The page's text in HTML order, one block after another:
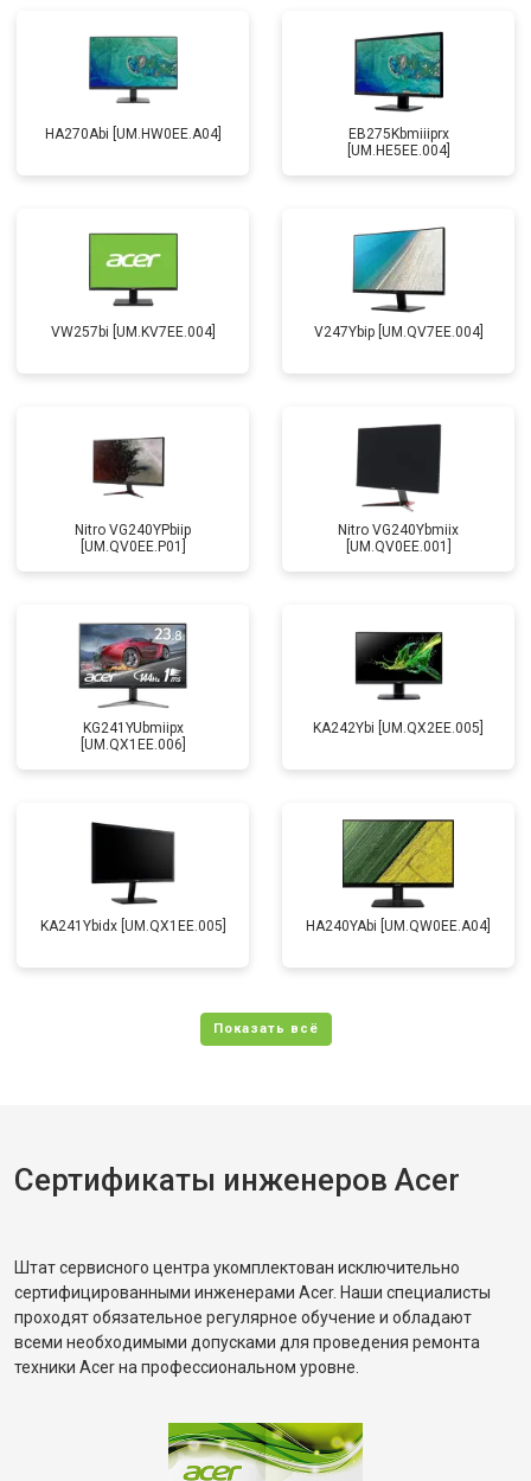
HA270Abi [UM.HW0EE.A04]
EB275Kbmiiiprx
[UM.HE5EE.004]
VW257bi [UM.KV7EE.004] V247Ybip [UM.QV7EE.004]
Nitro VG240YPbiip
[UM.QV0EE.P01]
Nitro VG240Ybmiix
[UM.QV0EE.001]
KG241YUbmiipx
[UM.QX1EE.006]
KA242Ybi [UM.QX2EE.005]
KA241Ybidx [UM.QX1EE.005] HA240YAbi [UM.QW0EE.A04]
Сертификаты инженеров Acer
Штат сервисного центра укомплектован исключительно
сертифицированными инженерами Acer. Наши специалисты
проходят обязательное регулярное обучение и обладают
всеми необходимыми допусками для проведения ремонта
техники Acer на профессиональном уровне.